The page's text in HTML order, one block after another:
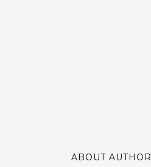
ABOUT AUTHOR